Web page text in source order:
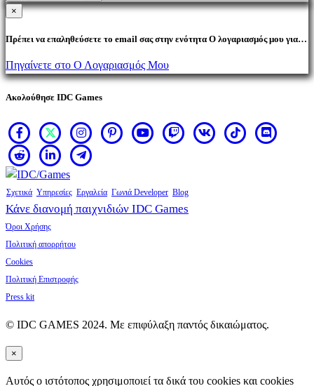
×
Πρέπει να επαληθεύσετε το email σας στην ενότητα Ο λογαριασμός μου για
Πηγαίνετε στο Ο Λογαριασμός Μου
Ακολούθησε IDC Games
Σχετικά Υπηρεσίες Εργαλεία Γωνιά Developer Blog
Κάνε διανομή παιχνιδιών IDC Games
Όροι Χρήσης
Πολιτική απορρήτου
Cookies
Πολιτική Επιστροφής
Press kit
© IDC GAMES 2024. Με επιφύλαξη παντός δικαιώματος.
×
Αυτός ο ιστότοπος χρησιμοποιεί τα δικά του cookies και cookies